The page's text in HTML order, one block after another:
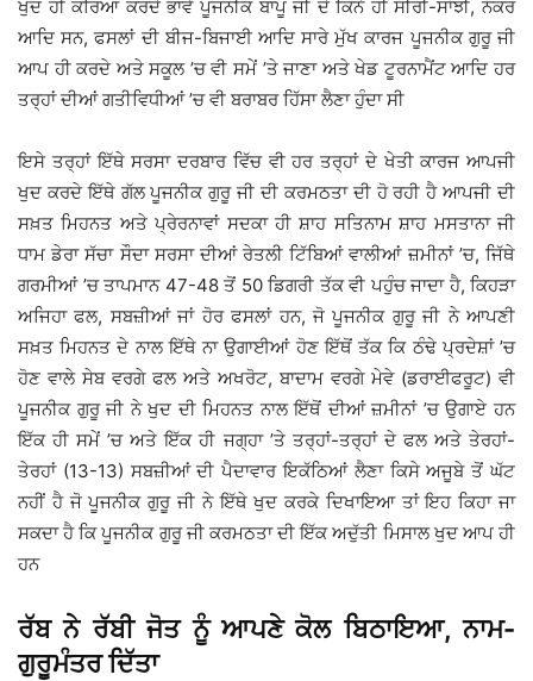
ਖੁਦ ਹੀ ਕਰਿਆ ਕਰਦੇ ਭਾਵੇਂ ਪੂਜਨੀਕ ਬਾਪੂ ਜੀ ਦੇ ਕਿੰਨੇ ਹੀ ਸੀਰੀ-ਸਾਂਝੀ, ਨੌਕਰ
ਆਦਿ ਸਨ, ਫਸਲਾਂ ਦੀ ਬੀਜ-ਬਿਜਾਈ ਆਦਿ ਸਾਰੇ ਮੁੱਖ ਕਾਰਜ ਪੂਜਨੀਕ ਗੁਰੂ ਜੀ
ਆਪ ਹੀ ਕਰਦੇ ਅਤੇ ਸਕੂਲ ’ਚ ਵੀ ਸਮੇਂ ’ਤੇ ਜਾਣਾ ਅਤੇ ਖੇਡ ਟੂਰਨਾਮੈਂਟ ਆਦਿ ਹਰ
ਤਰ੍ਹਾਂ ਦੀਆਂ ਗਤੀਵਿਧੀਆਂ ’ਚ ਵੀ ਬਰਾਬਰ ਹਿੱਸਾ ਲੈਣਾ ਹੁੰਦਾ ਸੀ
ਇਸੇ ਤਰ੍ਹਾਂ ਇੱਥੇ ਸਰਸਾ ਦਰਬਾਰ ਵਿੱਚ ਵੀ ਹਰ ਤਰ੍ਹਾਂ ਦੇ ਖੇਤੀ ਕਾਰਜ ਆਪਜੀ
ਖੁਦ ਕਰਦੇ ਇੱਥੇ ਗੱਲ ਪੂਜਨੀਕ ਗੁਰੂ ਜੀ ਦੀ ਕਰਮਠਤਾ ਦੀ ਹੋ ਰਹੀ ਹੈ ਆਪਜੀ ਦੀ
ਸਖ਼ਤ ਮਿਹਨਤ ਅਤੇ ਪ੍ਰੇਰਨਾਵਾਂ ਸਦਕਾ ਹੀ ਸ਼ਾਹ ਸਤਿਨਾਮ ਸ਼ਾਹ ਮਸਤਾਨਾ ਜੀ
ਧਾਮ ਡੇਰਾ ਸੱਚਾ ਸੌਦਾ ਸਰਸਾ ਦੀਆਂ ਰੇਤਲੀ ਟਿੱਬਿਆਂ ਵਾਲੀਆਂ ਜ਼ਮੀਨਾਂ ’ਚ, ਜਿੱਥੇ
ਗਰਮੀਆਂ ’ਚ ਤਾਪਮਾਨ 47-48 ਤੋਂ 50 ਡਿਗਰੀ ਤੱਕ ਵੀ ਪਹੁੰਚ ਜਾਦਾ ਹੈ, ਕਿਹੜਾ
ਅਜਿਹਾ ਫਲ, ਸਬਜ਼ੀਆਂ ਜਾਂ ਹੋਰ ਫਸਲਾਂ ਹਨ, ਜੋ ਪੂਜਨੀਕ ਗੁਰੂ ਜੀ ਨੇ ਆਪਣੀ
ਸਖ਼ਤ ਮਿਹਨਤ ਦੇ ਨਾਲ ਇੱਥੇ ਨਾ ਉਗਾਈਆਂ ਹੋਣ ਇੱਥੋਂ ਤੱਕ ਕਿ ਠੰਢੇ ਪ੍ਰਦੇਸ਼ਾਂ ’ਚ
ਹੋਣ ਵਾਲੇ ਸੇਬ ਵਰਗੇ ਫਲ ਅਤੇ ਅਖਰੋਟ, ਬਾਦਾਮ ਵਰਗੇ ਮੇਵੇ (ਡਰਾਈਫਰੂਟ) ਵੀ
ਪੂਜਨੀਕ ਗੁਰੂ ਜੀ ਨੇ ਖੁਦ ਦੀ ਮਿਹਨਤ ਨਾਲ ਇੱਥੋਂ ਦੀਆਂ ਜ਼ਮੀਨਾਂ ’ਚ ਉਗਾਏ ਹਨ
ਇੱਕ ਹੀ ਸਮੇਂ ’ਚ ਅਤੇ ਇੱਕ ਹੀ ਜਗ੍ਹਾ ’ਤੇ ਤਰ੍ਹਾਂ-ਤਰ੍ਹਾਂ ਦੇ ਫਲ ਅਤੇ ਤੇਰਹਾਂ-
ਤੇਰਹਾਂ (13-13) ਸਬਜ਼ੀਆਂ ਦੀ ਪੈਦਾਵਾਰ ਇਕੱਠਿਆਂ ਲੈਣਾ ਕਿਸੇ ਅਜੂਬੇ ਤੋਂ ਘੱਟ
ਨਹੀਂ ਹੈ ਜੋ ਪੂਜਨੀਕ ਗੁਰੂ ਜੀ ਨੇ ਇੱਥੇ ਖੁਦ ਕਰਕੇ ਦਿਖਾਇਆ ਤਾਂ ਇਹ ਕਿਹਾ ਜਾ
ਸਕਦਾ ਹੈ ਕਿ ਪੂਜਨੀਕ ਗੁਰੂ ਜੀ ਕਰਮਠਤਾ ਦੀ ਇੱਕ ਅਦੁੱਤੀ ਮਿਸਾਲ ਖੁਦ ਆਪ ਹੀ
ਹਨ
ਰੱਬ ਨੇ ਰੱਬੀ ਜੋਤ ਨੂੰ ਆਪਣੇ ਕੋਲ ਬਿਠਾਇਆ, ਨਾਮ-
ਗੁਰੂਮੰਤਰ ਦਿੱਤਾ